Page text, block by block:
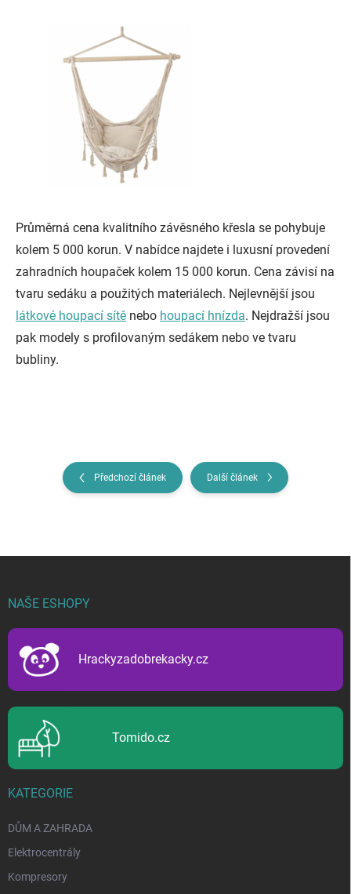
Průměrná cena kvalitního závěsného křesla se pohybuje
kolem 5 000 korun. V nabídce najdete i luxusní provedení
zahradních houpaček kolem 15 000 korun. Cena závisí na
tvaru sedáku a použitých materiálech. Nejlevnější jsou
látkové houpací sítě nebo houpací hnízda. Nejdražší jsou
pak modely s profilovaným sedákem nebo ve tvaru
bubliny.
Předchozí článek Další článek
NAŠE ESHOPY
Hrackyzadobrekacky.cz
Tomido.cz
KATEGORIE
DŮM A ZAHRADA
Elektrocentrály
Kompresory